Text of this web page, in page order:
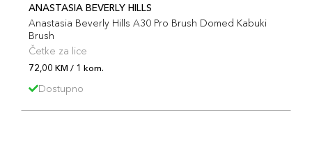
ANASTASIA BEVERLY HILLS
Anastasia Beverly Hills A30 Pro Brush Domed Kabuki
Brush
Četke za lice
72,00 KM / 1 kom.
Dostupno